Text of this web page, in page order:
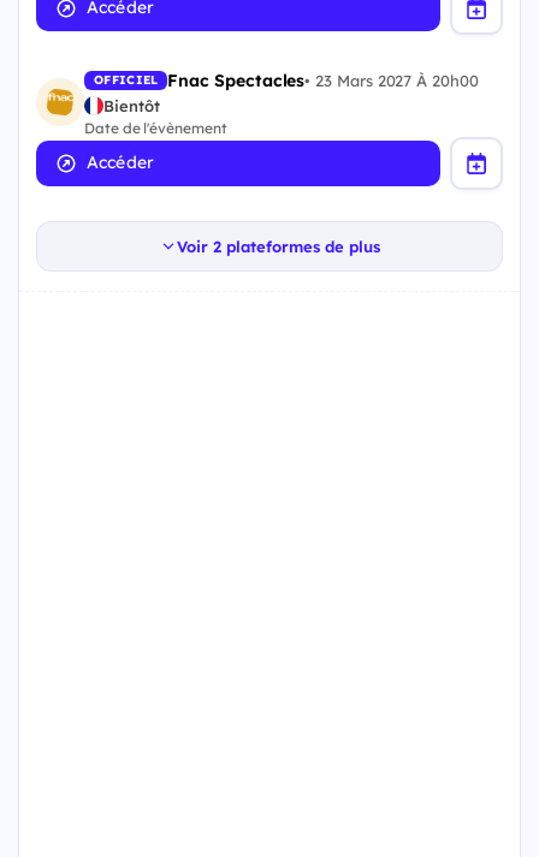
Accéder
OFFICIEL Fnac Spectacles• 23 Mars 2027 À 20h00
Bientôt
Date de l'évènement
Accéder
Voir 2 plateformes de plus